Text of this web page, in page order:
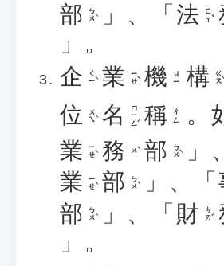
部 ㄅㄨˋ 」、「 法 ㄈㄚˇ
」。
企 ㄑㄧˋ 業 ㄧㄝˋ 機 ㄐㄧ 構 ㄍㄡˋ
位 ㄨㄟˋ 名 ㄇㄧㄥˊ 稱 ㄔㄥ 。
業 ㄧㄝˋ 務 ㄨˋ 部 ㄅㄨˋ 」
業 ㄧㄝˋ 部 ㄅㄨˋ 」、「
部 ㄅㄨˋ 」、「 財 ㄘㄞˊ
」。